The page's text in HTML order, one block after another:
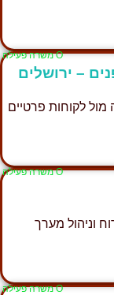
Ο משרה פעילה
– ירושלים
מול לקוחות פרטיים
Ο משרה פעילה
וניהול מערך
Ο משרה פעילה